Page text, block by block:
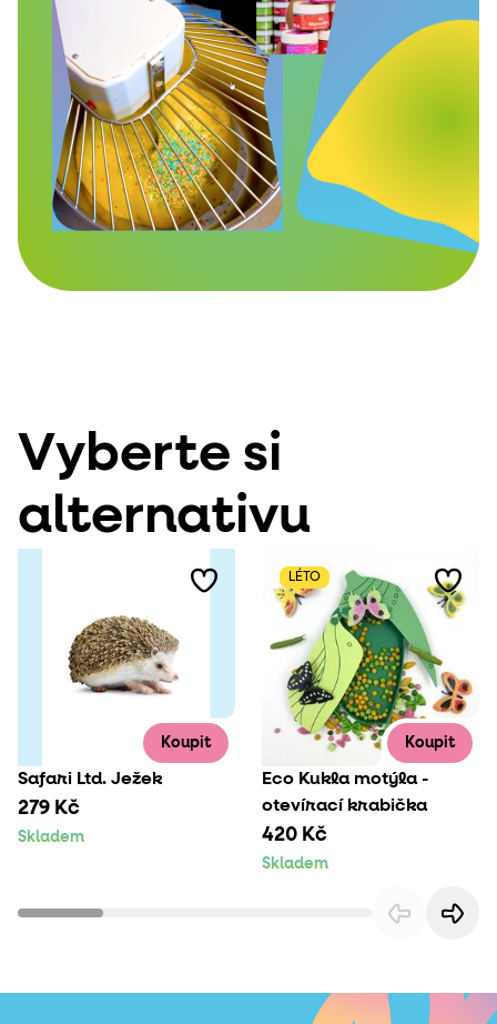
Vyberte si
alternativu
Koupit
Safari Ltd. Ježek
279 Kč
Skladem
LÉTO
Koupit
Eco Kukla motýla -
otevírací krabička
420 Kč
Skladem